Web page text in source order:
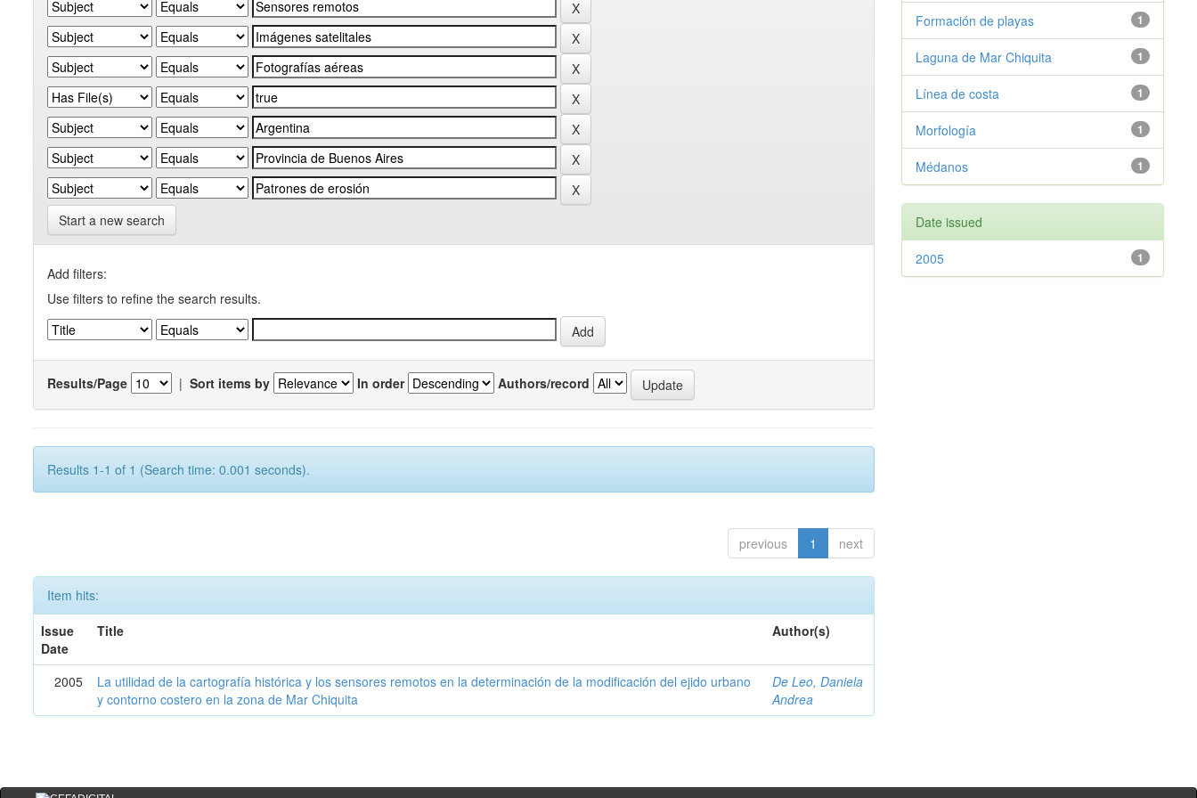
Start a new search
Add filters:
Use filters to refine the search results.
Results/Page | Sort items by In order Authors/record
Results 1-1 of 1 (Search time: 0.001 seconds).
previous 1 next
Item hits:
Issue
Date
Title Author(s)
2005
La utilidad de la cartografía histórica y los sensores remotos en la determinación de la modificación del ejido urbano
y contorno costero en la zona de Mar Chiquita
De Leo, Daniela
Andrea
1
Formación de playas
1
Laguna de Mar Chiquita
1
Línea de costa
1
Morfología
1
Médanos
Date issued
1
2005